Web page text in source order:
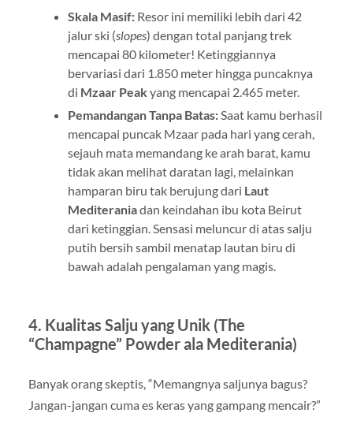
Skala Masif:Resor ini memiliki lebih dari 42
jalur ski (slopes) dengan total panjang trek
mencapai 80 kilometer! Ketinggiannya
bervariasi dari 1.850 meter hingga puncaknya
di Mzaar Peakyang mencapai 2.465 meter.
Pemandangan Tanpa Batas:Saat kamu berhasil
mencapai puncak Mzaar pada hari yang cerah,
sejauh mata memandang ke arah barat, kamu
tidak akan melihat daratan lagi, melainkan
hamparan biru tak berujung dari Laut
Mediteraniadan keindahan ibu kota Beirut
dari ketinggian. Sensasi meluncur di atas salju
putih bersih sambil menatap lautan biru di
bawah adalah pengalaman yang magis.
4. Kualitas Salju yang Unik (The
“Champagne” Powder ala Mediterania)
Banyak orang skeptis, “Memangnya saljunya bagus?
Jangan-jangan cuma es keras yang gampang mencair?”